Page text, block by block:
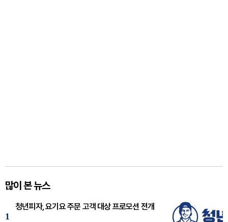
많이 본 뉴스
1
청년피자, 요기요 주문 고객 대상 프로모션 전개